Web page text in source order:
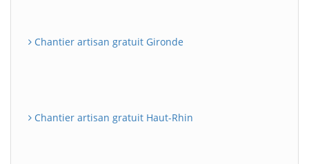
Chantier artisan gratuit Gironde
Chantier artisan gratuit Haut-Rhin